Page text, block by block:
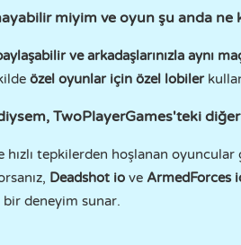
miyim ve oyun şu anda ne
ve arkadaşlarınızla aynı
özel oyunlar için özel lobiler
TwoPlayerGames'teki
hızlı tepkilerden hoşlanan
Deadshot io ve ArmedForces
deneyim sunar.